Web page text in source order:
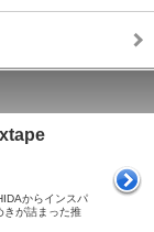
からインスパ
きが詰まった推